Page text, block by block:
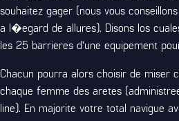
souhaitez gager (nous vous
a l�egard de allures). Disons los
les 25 barrieres d’une equipement
Chacun pourra alors choisir de miser
chaque femme des aretes
line). En majorite votre total navigue